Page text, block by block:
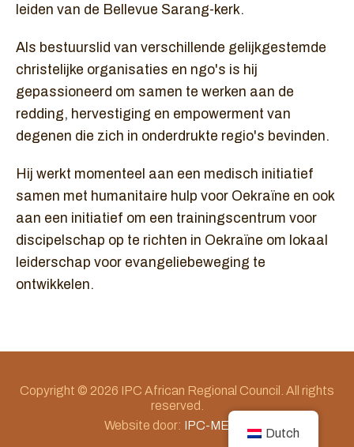
leiden van de Bellevue Sarang-kerk.
Als bestuurslid van verschillende gelijkgestemde
christelijke organisaties en ngo's is hij
gepassioneerd om samen te werken aan de
redding, hervestiging en empowerment van
degenen die zich in onderdrukte regio's bevinden.
Hij werkt momenteel aan een medisch initiatief
samen met humanitaire hulp voor Oekraïne en ook
aan een initiatief om een trainingscentrum voor
discipelschap op te richten in Oekraïne om lokaal
leiderschap voor evangeliebeweging te
ontwikkelen.
Copyright © 2026 IPC African Regional Council. All rights
reserved.
Website door: IPC-MEDIA
Dutch